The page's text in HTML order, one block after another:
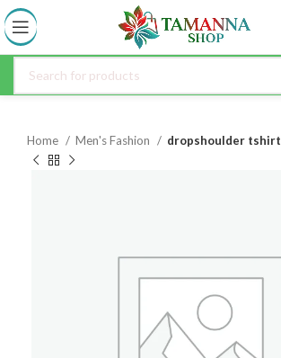
Home Men's Fashion dropshoulder tshirt